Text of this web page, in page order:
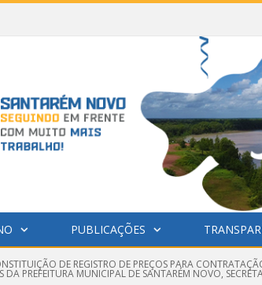
PUBLICAÇÕES
DE REGISTRO DE PREÇOS PARA
PREFEITURA MUNICIPAL DE SANTARÉM NOVO,